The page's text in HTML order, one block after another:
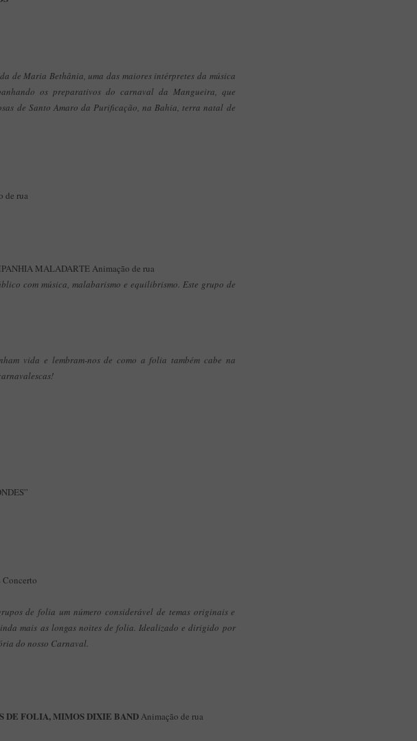
de Maria Bethânia, uma das maiores intérpretes da música
os preparativos do carnaval da Mangueira, que
de Santo Amaro da Purificação, na Bahia, terra natal de
de rua
MALADARTE Animação de rua
com música, malabarismo e equilibrismo. Este grupo de
vida e lembram-nos de como a folia também cabe na
Concerto
de folia um número considerável de temas originais e
mais as longas noites de folia. Idealizado e dirigido por
do nosso Carnaval.
DE FOLIA, MIMOS DIXIE BAND Animação de rua